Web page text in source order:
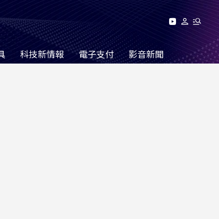
科技新情報 電子支付 影音新聞